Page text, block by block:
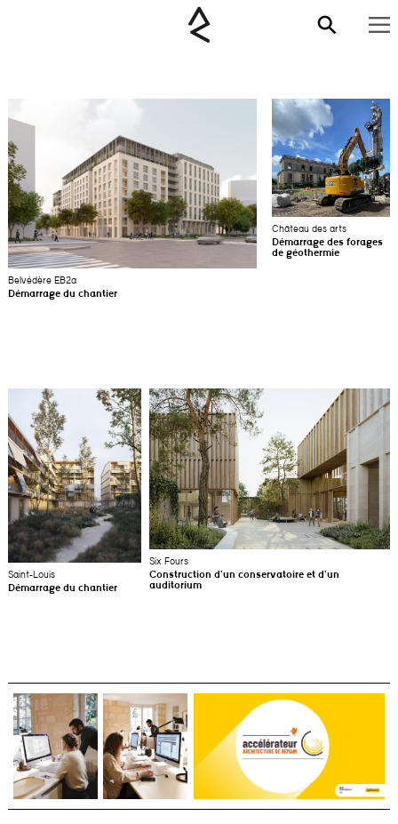
Belvédère EB2a
Démarrage du chantier
Château des arts
Démarrage des forages
de géothermie
Saint-Louis
Démarrage du chantier
Six Fours
Construction d’un conservatoire et d’un
auditorium